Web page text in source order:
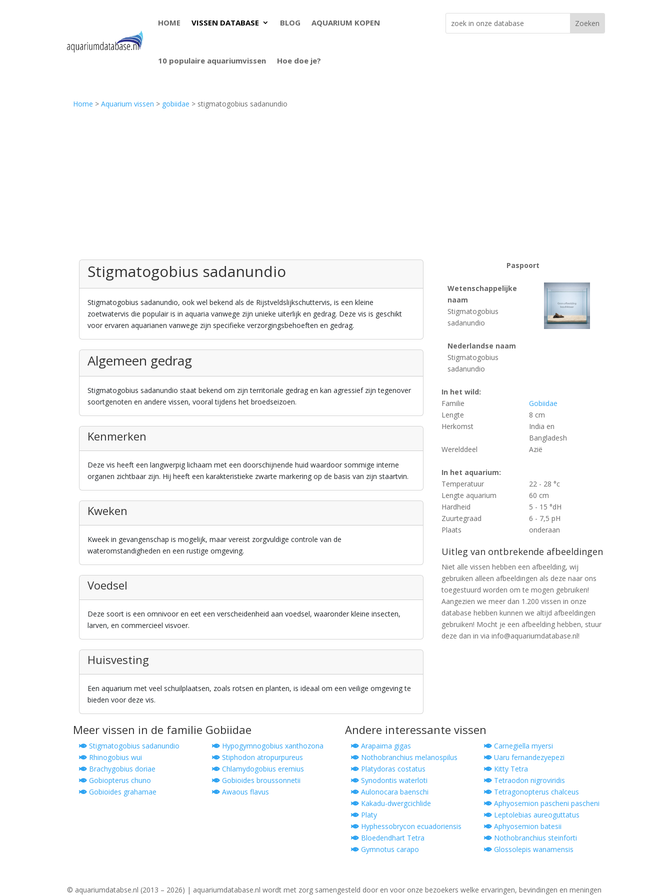
HOME VISSEN DATABASE BLOG AQUARIUM KOPEN
10 populaire aquariumvissen Hoe doe je?
Home >Aquarium vissen > gobiidae > stigmatogobius sadanundio
Paspoort
Wetenschappelijke
naam
Stigmatogobius
sadanundio
Nederlandse naam
Stigmatogobius
sadanundio
In het wild:
Familie
Gobiidae
Lengte
8 cm
Herkomst
India en
Bangladesh
Werelddeel
Azië
In het aquarium:
Temperatuur
22 - 28 °c
Lengte aquarium
60 cm
Hardheid
5 - 15 °dH
Zuurtegraad
6 - 7,5 pH
Plaats
onderaan
Uitleg van ontbrekende afbeeldingen
Niet alle vissen hebben een afbeelding, wij
gebruiken alleen afbeeldingen als deze naar ons
toegestuurd worden om te mogen gebruiken!
Aangezien we meer dan 1.200 vissen in onze
database hebben kunnen we altijd afbeeldingen
gebruiken! Mocht je een afbeelding hebben, stuur
deze dan in via info@aquariumdatabase.nl!
Stigmatogobius sadanundio
Stigmatogobius sadanundio, ook wel bekend als de Rijstveldslijkschuttervis, is een kleine
zoetwatervis die populair is in aquaria vanwege zijn unieke uiterlijk en gedrag. Deze vis is geschikt
voor ervaren aquarianen vanwege zijn specifieke verzorgingsbehoeften en gedrag.
Algemeen gedrag
Stigmatogobius sadanundio staat bekend om zijn territoriale gedrag en kan agressief zijn tegenover
soortgenoten en andere vissen, vooral tijdens het broedseizoen.
Kenmerken
Deze vis heeft een langwerpig lichaam met een doorschijnende huid waardoor sommige interne
organen zichtbaar zijn. Hij heeft een karakteristieke zwarte markering op de basis van zijn staartvin.
Kweken
Kweek in gevangenschap is mogelijk, maar vereist zorgvuldige controle van de
wateromstandigheden en een rustige omgeving.
Voedsel
Deze soort is een omnivoor en eet een verscheidenheid aan voedsel, waaronder kleine insecten,
larven, en commercieel visvoer.
Huisvesting
Een aquarium met veel schuilplaatsen, zoals rotsen en planten, is ideaal om een veilige omgeving te
bieden voor deze vis.
Meer vissen in de familie Gobiidae
Stigmatogobius sadanundio
Hypogymnogobius xanthozona
Rhinogobius wui
Stiphodon atropurpureus
Brachygobius doriae
Chlamydogobius eremius
Gobiopterus chuno
Gobioides broussonnetii
Gobioides grahamae
Awaous flavus
Andere interessante vissen
Arapaima gigas
Carnegiella myersi
Nothobranchius melanospilus
Uaru fernandezyepezi
Platydoras costatus
Kitty Tetra
Synodontis waterloti
Tetraodon nigroviridis
Aulonocara baenschi
Tetragonopterus chalceus
Kakadu-dwergcichlide
Aphyosemion pascheni pascheni
Platy
Leptolebias aureoguttatus
Hyphessobrycon ecuadoriensis
Aphyosemion batesii
Bloedendhart Tetra
Nothobranchius steinforti
Gymnotus carapo
Glossolepis wanamensis
© aquariumdatabse.nl (2013 – 2026) | aquariumdatabase.nl wordt met zorg samengesteld door en voor onze bezoekers welke ervaringen, bevindingen en meningen